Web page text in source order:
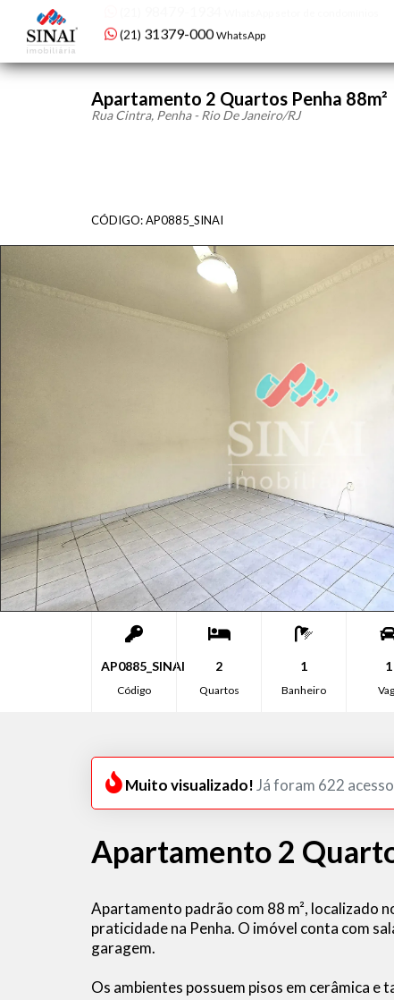
(21) 98479-1934WhatsApp setor de condomínios
Apartamento 2 Quartos Penha 88m²
Rua Cintra, Penha - Rio De Janeiro/RJ
CÓDIGO: AP0885_SINAI
AP0885_SINAI
Código
2
Quartos
1
Banheiro
1
Muito visualizado! Já foram 622
Apartamento 2
Apartamento padrão com 88 m², localizado
praticidade na Penha. O imóvel conta com
garagem.
Os ambientes possuem pisos em cerâmica e